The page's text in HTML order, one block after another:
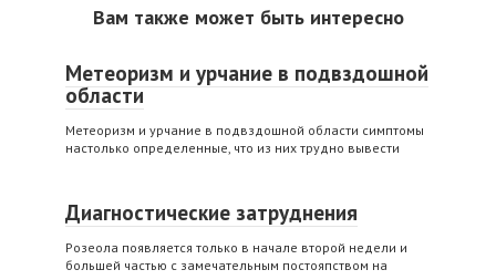
Вам также может быть интересно
Метеоризм и урчание в подвздошной
области
Метеоризм и урчание в подвздошной области симптомы
настолько определенные, что из них трудно вывести
Диагностические затруднения
Розеола появляется только в начале второй недели и
большей частью с замечательным постояпством на